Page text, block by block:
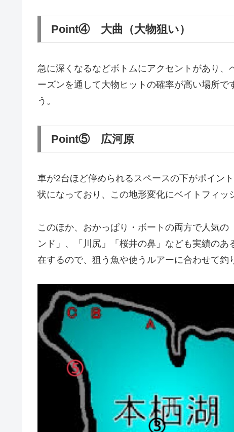
Point④ 大曲（大物狙い）
急に深くなるなどボトムにアクセントがあり
ーズンを通して大物ヒットの確率が高い場所
う。
Point⑤ 広河原
車が2台ほど停められるスペースの下がポイン
状になっており、この地形変化にベイトフィッ
このほか、おかっぱり・ボートの両方で人気
ンド」、「川尻」「桜井の鼻」なども実績の
在するので、狙う魚や使うルアーに合わせて釣